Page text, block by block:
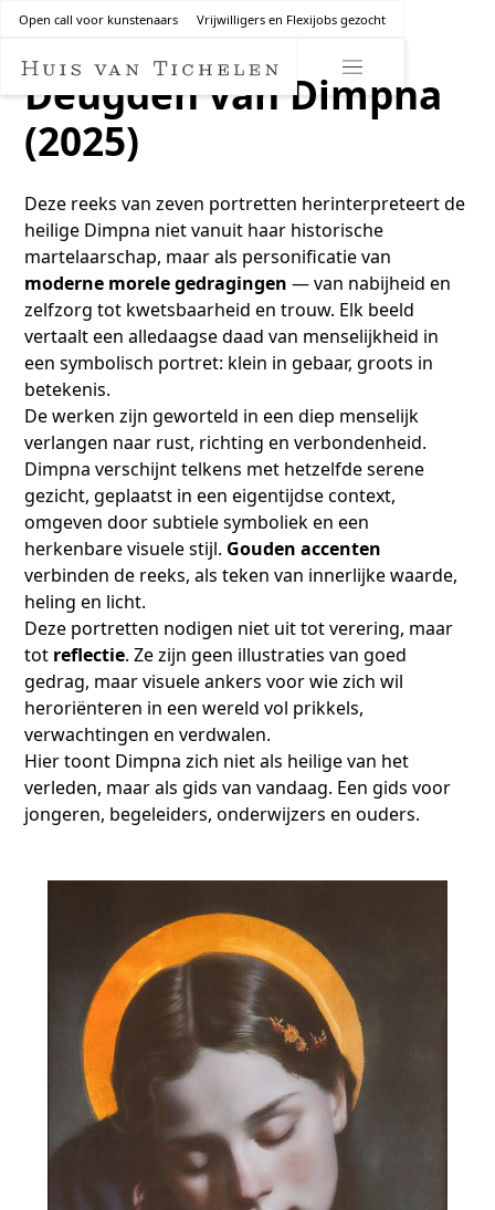
Open call voor kunstenaars Vrijwilligers en Flexijobs gezocht
Deugden van Dimpna
(2025)
Deze reeks van zeven portretten herinterpreteert de
heilige Dimpna niet vanuit haar historische
martelaarschap, maar als personificatie van
moderne morele gedragingen — van nabijheid en
zelfzorg tot kwetsbaarheid en trouw. Elk beeld
vertaalt een alledaagse daad van menselijkheid in
een symbolisch portret: klein in gebaar, groots in
betekenis.
De werken zijn geworteld in een diep menselijk
verlangen naar rust, richting en verbondenheid.
Dimpna verschijnt telkens met hetzelfde serene
gezicht, geplaatst in een eigentijdse context,
omgeven door subtiele symboliek en een
herkenbare visuele stijl. Gouden accenten
verbinden de reeks, als teken van innerlijke waarde,
heling en licht.
Deze portretten nodigen niet uit tot verering, maar
tot reflectie. Ze zijn geen illustraties van goed
gedrag, maar visuele ankers voor wie zich wil
heroriënteren in een wereld vol prikkels,
verwachtingen en verdwalen.
Hier toont Dimpna zich niet als heilige van het
verleden, maar als gids van vandaag. Een gids voor
jongeren, begeleiders, onderwijzers en ouders.